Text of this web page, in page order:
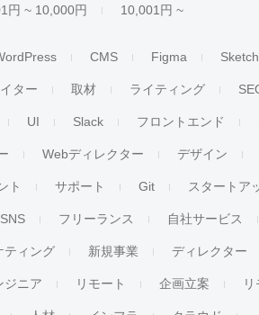
円 ~ 10,000円 10,001円 ~
CMS Figma Sketch
ター 取材 ライティング
UI Slack フロントエンド
Webディレクター デザイン
ト サポート Git スタートア
SNS フリーランス 自社サービス
ティング 新規事業 ディレクター
ジニア リモート 企画立案